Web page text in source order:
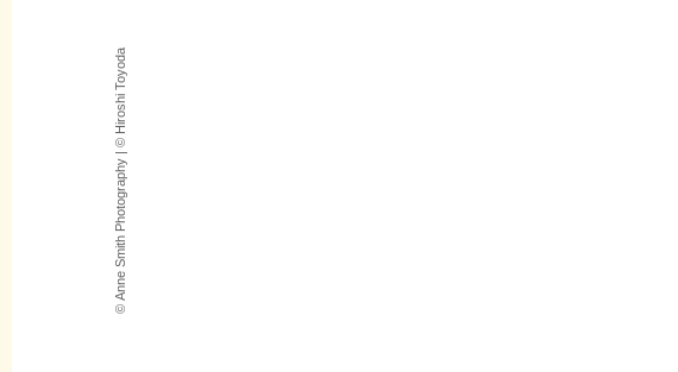
© Anne Smith Photography | © Hiroshi Toyoda